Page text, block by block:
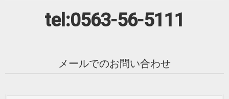
tel:0563-56-5111
メールでのお問い合わせ